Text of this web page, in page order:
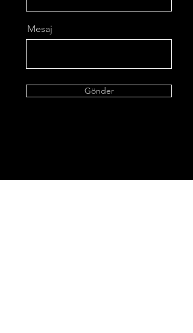
Mesaj
Gönder